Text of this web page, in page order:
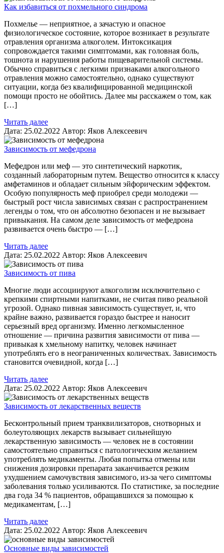
Как избавиться от похмельного синдрома
Похмелье — неприятное, а зачастую и опасное
физиологическое состояние, которое возникает в результате
отравления организма алкоголем. Интоксикация
сопровождается такими симптомами, как головная боль,
тошнота и нарушения работы пищеварительной системы.
Обычно справиться с легкими признаками алкогольного
отравления можно самостоятельно, однако существуют
ситуации, когда без квалифицированной медицинской
помощи просто не обойтись. Далее мы расскажем о том, как
[…]
Читать далее
Дата: 25.02.2022 Автор: Яков Алексеевич
Зависимость от мефедрона
Мефедрон или меф — это синтетический наркотик,
созданный лабораторным путем. Вещество относится к классу
амфетаминов и обладает сильным эйфорическим эффектом.
Особую популярность меф приобрел среди молодежи —
быстрый рост числа зависимых связан с распространением
легенды о том, что он абсолютно безопасен и не вызывает
привыкания. На самом деле зависимость от мефедрона
развивается очень быстро — […]
Читать далее
Дата: 25.02.2022 Автор: Яков Алексеевич
Зависимость от пива
Многие люди ассоциируют алкоголизм исключительно с
крепкими спиртными напитками, не считая пиво реальной
угрозой. Однако пивная зависимость существует, и, что
крайне важно, развивается гораздо быстрее и наносит
серьезный вред организму. Именно легкомысленное
отношение — причина развития зависимости от пива —
привыкая к хмельному напитку, человек начинает
употреблять его в неограниченных количествах. Зависимость
становится очевидной, когда […]
Читать далее
Дата: 25.02.2022 Автор: Яков Алексеевич
Зависимость от лекарственных веществ
Бесконтрольный прием транквилизаторов, снотворных и
болеутоляющих лекарств вызывает сильнейшую
лекарственную зависимость — человек не в состоянии
самостоятельно справиться с патологическим желанием
употреблять медикаменты. Любая попытка отмены или
снижения дозировки препарата заканчивается резким
ухудшением самочувствия зависимого, из-за чего симптомы
заболевания только усиливаются. По статистике, за последние
два года 34 % пациентов, обращавшихся за помощью к
медикаментам, […]
Читать далее
Дата: 25.02.2022 Автор: Яков Алексеевич
Основные виды зависимостей